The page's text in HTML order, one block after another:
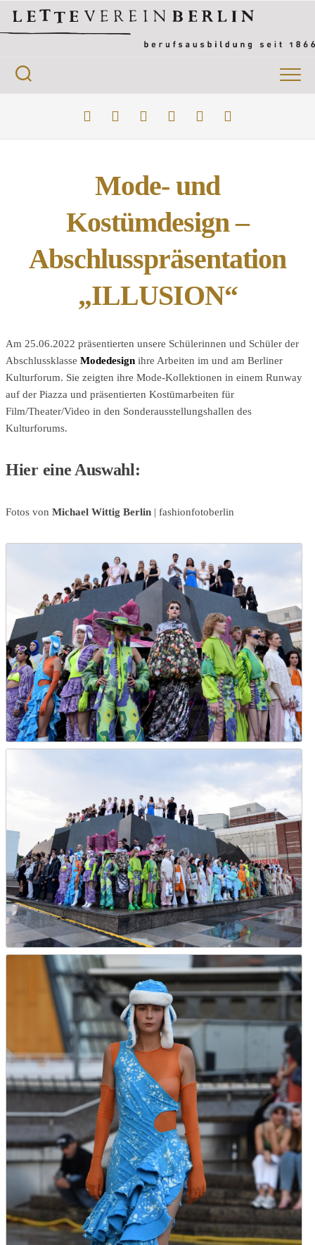
content
Mode- und
Kostümdesign –
Abschlusspräsentation
„ILLUSION“
Am 25.06.2022 präsentierten unsere Schülerinnen und Schüler der
Abschlussklasse Modedesign ihre Arbeiten im und am Berliner
Kulturforum. Sie zeigten ihre Mode-Kollektionen in einem Runway
auf der Piazza und präsentierten Kostümarbeiten für
Film/Theater/Video in den Sonderausstellungshallen des
Kulturforums.
Hier eine Auswahl:
Fotos von Michael Wittig Berlin | fashionfotoberlin